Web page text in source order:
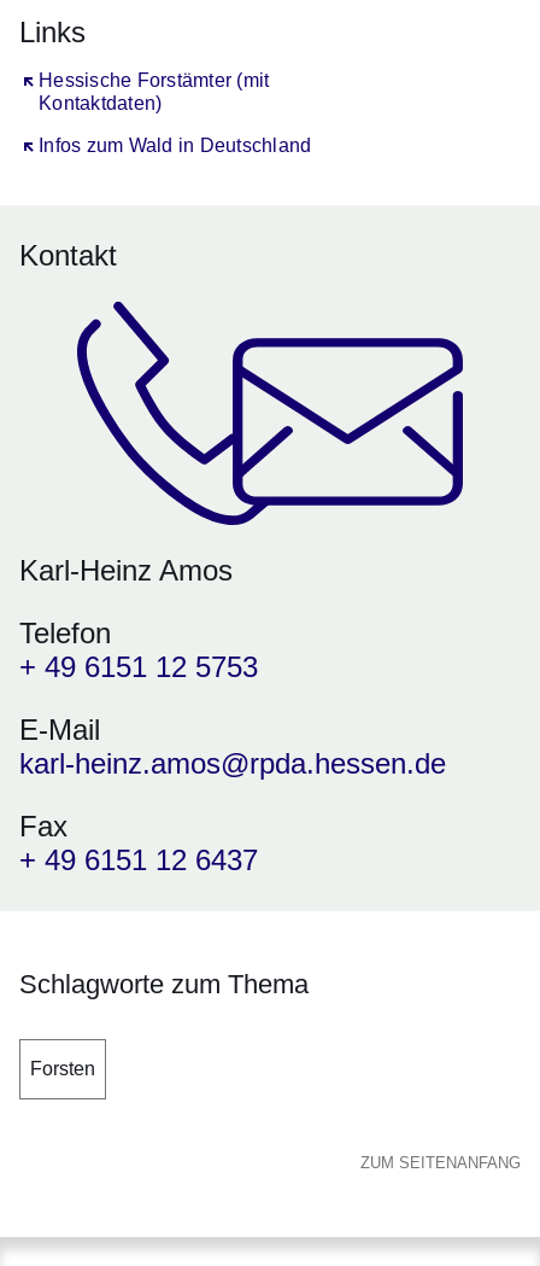
Links
Hessische Forstämter (mit
Kontaktdaten)
Öffnet sich in einem neuen Fenster
Infos zum Wald in Deutschland
Öffnet sich in einem neuen Fenster
Kontakt
Karl-Heinz Amos
Telefon
+ 49 6151 12 5753
E-Mail
karl-heinz.amos@rpda.hessen.de
Fax
+ 49 6151 12 6437
Schlagworte zum Thema
Forsten
ZUM SEITENANFANG